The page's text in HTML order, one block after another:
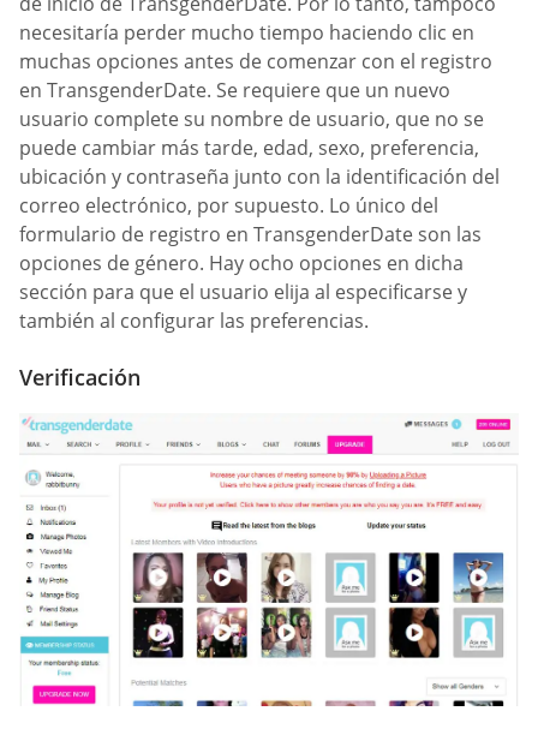
necesitaría perder mucho tiempo haciendo clic en
muchas opciones antes de comenzar con el registro
en TransgenderDate. Se requiere que un nuevo
usuario complete su nombre de usuario, que no se
puede cambiar más tarde, edad, sexo, preferencia,
ubicación y contraseña junto con la identificación del
correo electrónico, por supuesto. Lo único del
formulario de registro en TransgenderDate son las
opciones de género. Hay ocho opciones en dicha
sección para que el usuario elija al especificarse y
también al configurar las preferencias.
Verificación